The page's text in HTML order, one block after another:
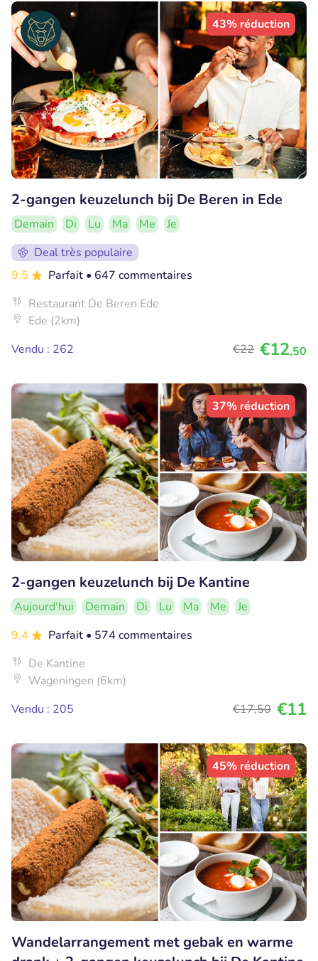
43% réduction
2-gangen keuzelunch bij De Beren in Ede
Demain Di Lu Ma Me
Je
Deal très populaire
9.5
Parfait • 647 commentaires
Restaurant De Beren Ede
Ede (2km)
Vendu : 262
€22 €12,50
37% réduction
2-gangen keuzelunch bij De Kantine
Aujourd'hui Demain Di Lu Ma Me
Je
9.4
Parfait • 574 commentaires
De Kantine
Wageningen (6km)
Vendu : 205
€17,50 €11
45% réduction
Wandelarrangement met gebak en warme